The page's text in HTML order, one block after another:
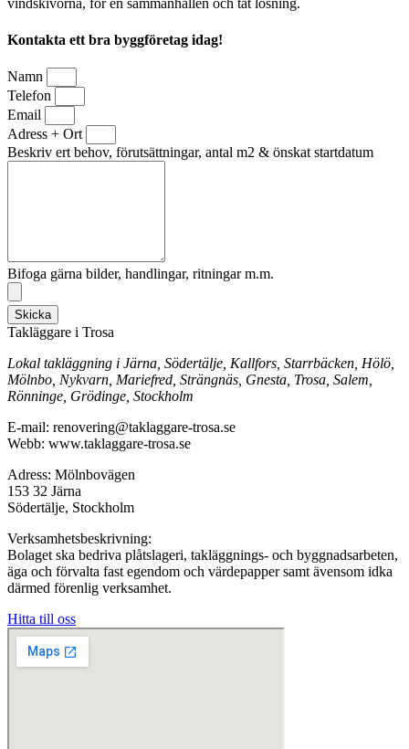
vindskivorna, för en sammanhållen och tät lösning.
Kontakta ett bra byggföretag idag!
Namn
Telefon
Email
Adress + Ort
Beskriv ert behov, förutsättningar, antal m2 & önskat startdatum
Bifoga gärna bilder, handlingar, ritningar m.m.
Skicka
Takläggare i Trosa
Lokal takläggning i Järna, Södertälje, Kallfors, Starrbäcken, Hölö,
Mölnbo, Nykvarn, Mariefred, Strängnäs, Gnesta, Trosa, Salem,
Rönninge, Grödinge, Stockholm
E-mail: renovering@taklaggare-trosa.se
Webb: www.taklaggare-trosa.se
Adress: Mölnbovägen
153 32 Järna
Södertälje, Stockholm
Verksamhetsbeskrivning:
Bolaget ska bedriva plåtslageri, takläggnings- och byggnadsarbeten,
äga och förvalta fast egendom och värdepapper samt ävensom idka
därmed förenlig verksamhet.
Hitta till oss